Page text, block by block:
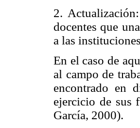
2.
docentes que
a las
En el caso de
al campo de
encontrado en
ejercicio de sus
García, 2000).